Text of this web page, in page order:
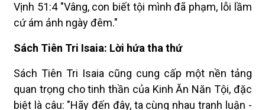
Vịnh 51:4 "Vâng, con biết tội mình đã phạm, lỗi lầm
cứ ám ảnh ngày đêm."
Sách Tiên Tri Isaia: Lời hứa tha thứ
Sách Tiên Tri Isaia cũng cung cấp một nền tảng
quan trọng cho tinh thần của Kinh Ăn Năn Tội, đặc
biệt là câu: "Hãy đến đây, ta cùng nhau tranh luận -